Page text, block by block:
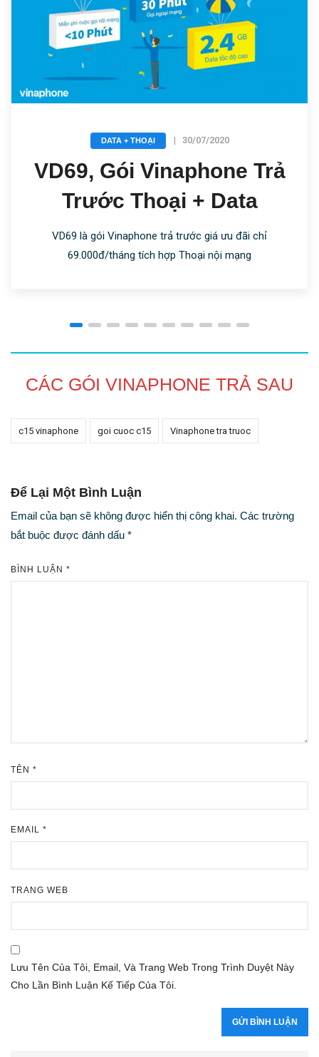
DATA + THOẠI | 30/07/2020
VD69, Gói Vinaphone Trả
Trước Thoại + Data
VD69 là gói Vinaphone trả trước giá ưu đãi chỉ
69.000đ/tháng tích hợp Thoại nội mạng
CÁC GÓI VINAPHONE TRẢ SAU
c15 vinaphone goi cuoc c15 Vinaphone tra truoc
Để Lại Một Bình Luận
Email của bạn sẽ không được hiển thị công khai. Các trường
bắt buộc được đánh dấu *
BÌNH LUẬN *
TÊN *
EMAIL *
TRANG WEB
Lưu Tên Của Tôi, Email, Và Trang Web Trong Trình Duyệt Này
Cho Lần Bình Luận Kế Tiếp Của Tôi.